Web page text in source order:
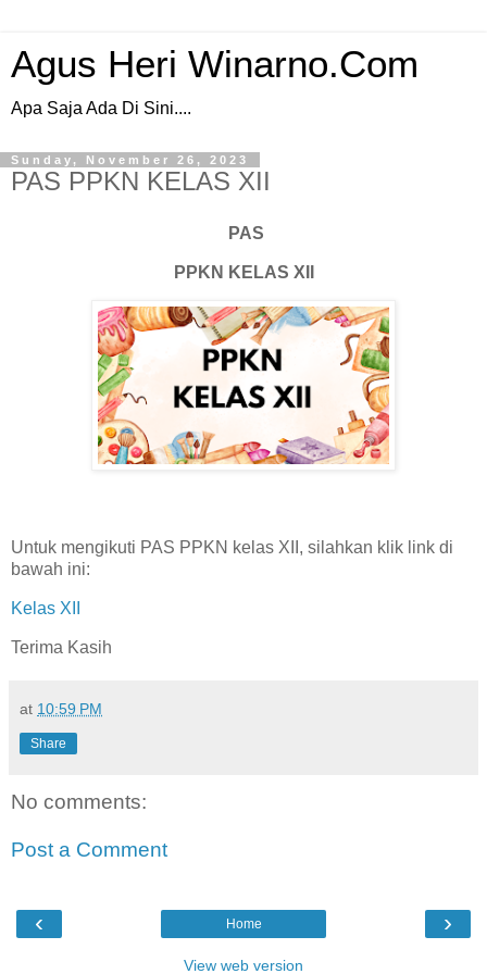
Agus Heri Winarno.Com
Apa Saja Ada Di Sini....
Sunday, November 26, 2023
PAS PPKN KELAS XII
PAS
PPKN KELAS XII
Untuk mengikuti PAS PPKN kelas XII, silahkan klik link di
bawah ini:
Kelas XII
Terima Kasih
at 10:59 PM
Share
No comments:
Post a Comment
‹ ›
Home
View web version